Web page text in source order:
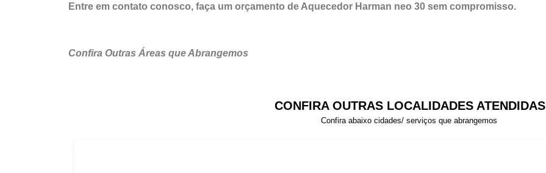
Entre em contato conosco, faça um orçamento de Aquecedor Harman neo 30 sem compromisso.
Confira Outras Áreas que Abrangemos
CONFIRA OUTRAS LOCALIDADES ATENDIDAS
Confira abaixo cidades/ serviços que abrangemos